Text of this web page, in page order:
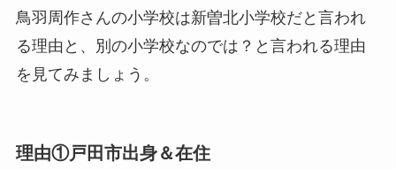
鳥羽周作さんの小学校は新曽北小学校だと言われ
る理由と、別の小学校なのでは？と言われる理由
を見てみましょう。
理由①戸田市出身＆在住